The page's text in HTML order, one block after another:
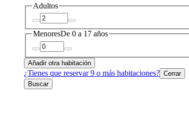
Adultos
MenoresDe 0 a 17 años
Añadir otra habitación
¿Tienes que reservar 9 o más habitaciones? Cerrar
Buscar